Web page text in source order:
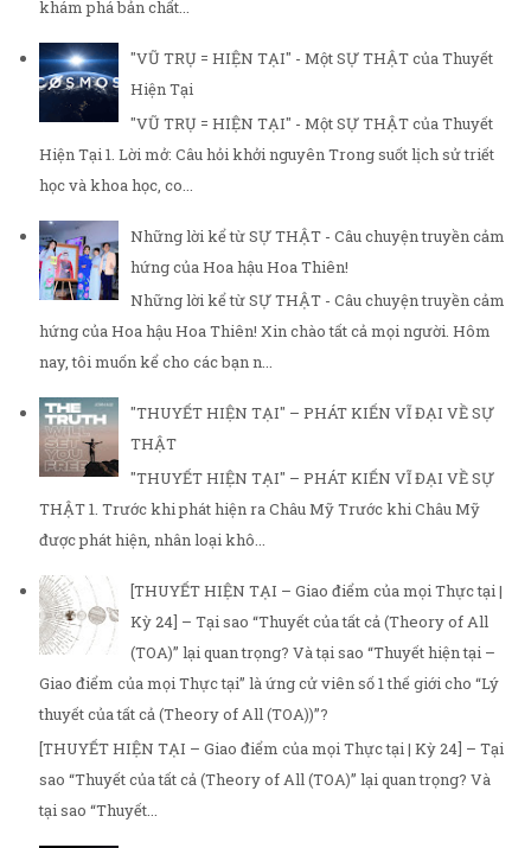
khám phá bản chất...
"VŨ TRỤ = HIỆN TẠI" - Một SỰ THẬT của Thuyết
Hiện Tại
"VŨ TRỤ = HIỆN TẠI" - Một SỰ THẬT của Thuyết
Hiện Tại 1. Lời mở: Câu hỏi khởi nguyên Trong suốt lịch sử triết
học và khoa học, co...
Những lời kể từ SỰ THẬT - Câu chuyện truyền cảm
hứng của Hoa hậu Hoa Thiên!
Những lời kể từ SỰ THẬT - Câu chuyện truyền cảm
hứng của Hoa hậu Hoa Thiên! Xin chào tất cả mọi người. Hôm
nay, tôi muốn kể cho các bạn n...
"THUYẾT HIỆN TẠI" – PHÁT KIẾN VĨ ĐẠI VỀ SỰ
THẬT
"THUYẾT HIỆN TẠI" – PHÁT KIẾN VĨ ĐẠI VỀ SỰ
THẬT 1. Trước khi phát hiện ra Châu Mỹ Trước khi Châu Mỹ
được phát hiện, nhân loại khô...
[THUYẾT HIỆN TẠI – Giao điểm của mọi Thực tại |
Kỳ 24] – Tại sao “Thuyết của tất cả (Theory of All
(TOA)” lại quan trọng? Và tại sao “Thuyết hiện tại –
Giao điểm của mọi Thực tại” là ứng cử viên số 1 thế giới cho “Lý
thuyết của tất cả (Theory of All (TOA))”?
[THUYẾT HIỆN TẠI – Giao điểm của mọi Thực tại | Kỳ 24] – Tại
sao “Thuyết của tất cả (Theory of All (TOA)” lại quan trọng? Và
tại sao “Thuyết...